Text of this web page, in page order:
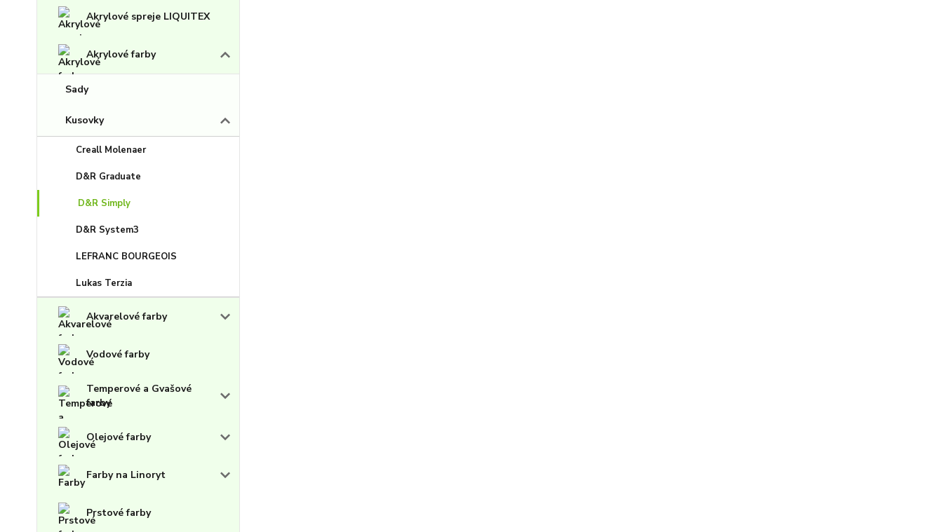
Akrylové spreje LIQUITEX
Akrylové farby
Sady
Kusovky
Creall Molenaer
D&R Graduate
D&R Simply
D&R System3
LEFRANC BOURGEOIS
Lukas Terzia
Akvarelové farby
Vodové farby
Temperové a Gvašové
farby
Olejové farby
Farby na Linoryt
Prstové farby